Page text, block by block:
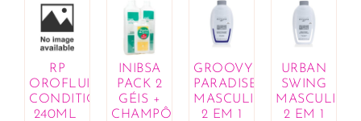
RP
OROFLUIDO
CONDITIONER
240ML
INIBSA
PACK 2
GÉIS +
CHAMPÔ
GROOVY
PARADISE
MASCULINO
2 EM 1
URBAN
SWING
MASCULINO
2 EM 1